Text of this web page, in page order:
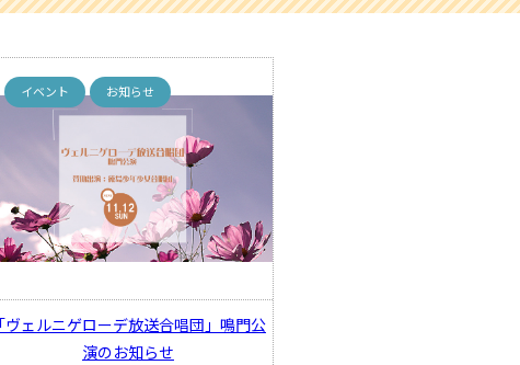
イベント お知らせ
「ヴェルニゲローデ放送合唱団」鳴門公
演のお知らせ